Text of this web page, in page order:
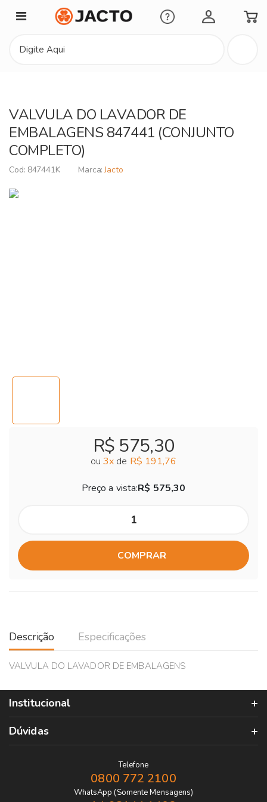
Minha Conta
VALVULA DO LAVADOR DE
EMBALAGENS 847441 (CONJUNTO
COMPLETO)
847441K Jacto
R$ 575,30
ou 3x de R$ 191,76
Preço a vista:R$ 575,30
COMPRAR
Descrição Especificações
VALVULA DO LAVADOR DE EMBALAGENS
Institucional
Dúvidas
Telefone
0800 772 2100
WhatsApp (Somente Mensagens)